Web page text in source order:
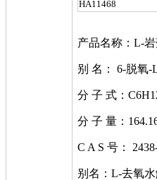
HA11468
产品名称：L-岩
别 名： 6-脱氧-
分 子 式：
分 子 量：
C A S 号：
别名：L-去氧水